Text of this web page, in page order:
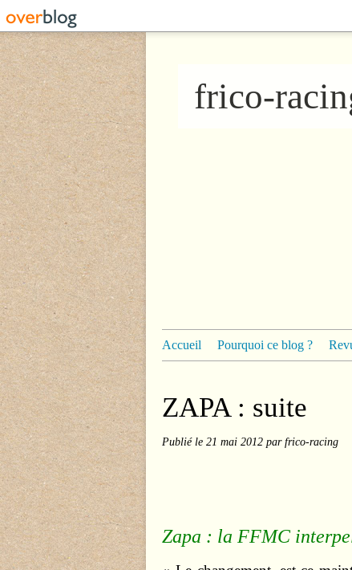
frico-
Accueil Pourquoi ce blog ?
ZAPA : suite
Publié le 21 mai 2012 par frico-racing
Zapa : la FFMC